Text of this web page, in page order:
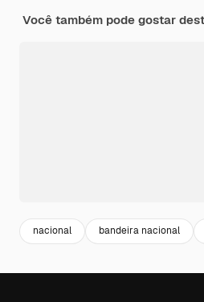
Você também pode gostar
nacional bandeira nacional